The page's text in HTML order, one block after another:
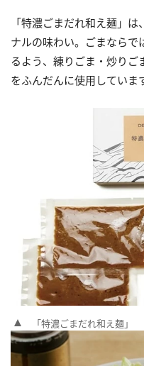
「特濃ごまだれ和え麺」
ナルの味わい。ごまならで
るよう、練りごま・炒りご
をふんだんに使用していま
「特濃ごまだれ和え麺」